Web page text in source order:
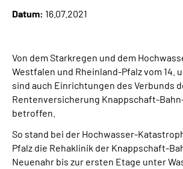
Online-Services
Die DRV Knappschaft-Bahn-See in
Gebärdensprache
Leichte Sprache
Datum: 16.07.2021
Von dem Starkregen und dem
Westfalen und Rheinland-Pfalz vom 14.
sind auch Einrichtungen des Verbunds
Rentenversicherung Knappschaft-Bahn-
betroffen.
So stand bei der Hochwasser-
Pfalz die Rehaklinik der Knappschaft-
Neuenahr bis zur ersten Etage unter